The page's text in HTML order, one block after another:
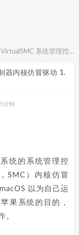
系统管理控制器内核仿冒驱动 1.3.0
器内核仿冒驱动 1.
分钟
统的系统管理控
SMC）内核仿冒
以为自己运
果系统的目的，
。